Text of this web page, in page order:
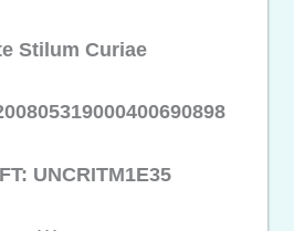
Stilum Curiae
UNCRITM1E35